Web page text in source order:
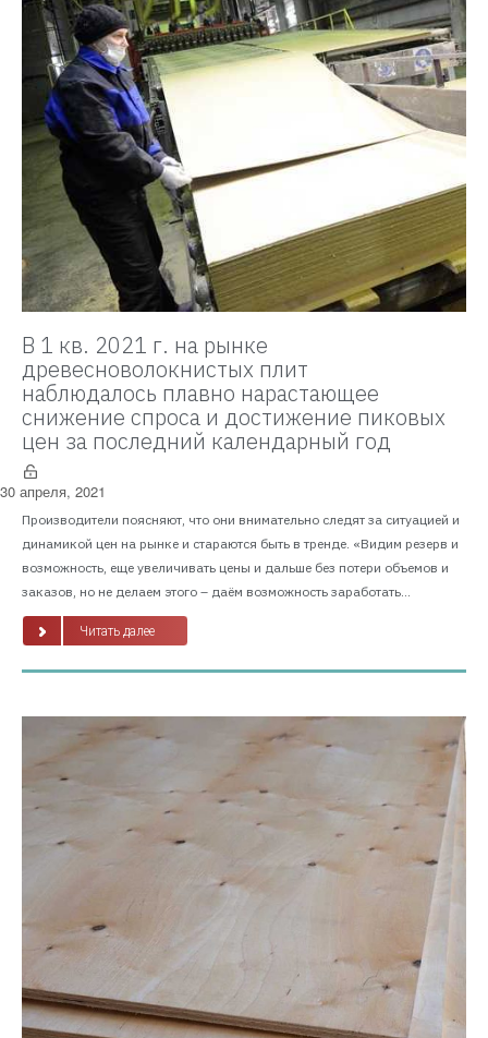
В 1 кв. 2021 г. на рынке
древесноволокнистых плит
наблюдалось плавно нарастающее
снижение спроса и достижение пиковых
цен за последний календарный год
30 апреля, 2021
Производители поясняют, что они внимательно следят за ситуацией и
динамикой цен на рынке и стараются быть в тренде. «Видим резерв и
возможность, еще увеличивать цены и дальше без потери объемов и
заказов, но не делаем этого – даём возможность заработать...
Читать далее